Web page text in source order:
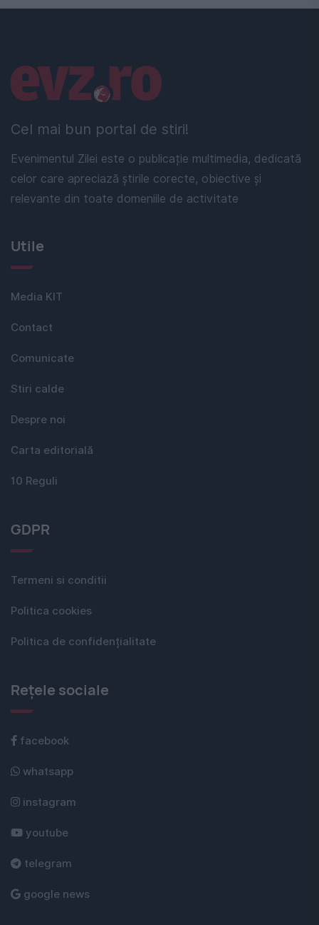
Cel mai bun portal de stiri!
Evenimentul Zilei este o publicație multimedia, dedicată
celor care apreciază știrile corecte, obiective și
relevante din toate domeniile de activitate
Linkuri utile
Utile
Media KIT
Contact
Comunicate
Stiri calde
Despre noi
Carta editorială
10 Reguli
GDPR
Termeni si conditii
Politica cookies
Politica de confidențialitate
Rețele sociale
facebook
whatsapp
instagram
youtube
telegram
google news